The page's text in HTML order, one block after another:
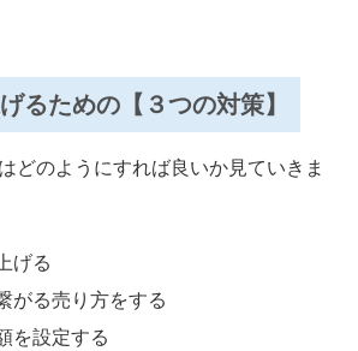
るための【３つの対策】
どのようにすれば良いか見ていきま
げる
がる売り方をする
を設定する